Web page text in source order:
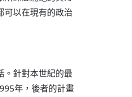
可以在現有的政治
。針對本世紀的最
年，後者的計畫